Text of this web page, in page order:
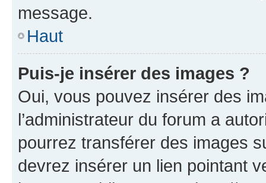
message.
Haut
Puis-je insérer des images ?
Oui, vous pouvez insérer des
l’administrateur du forum a
pourrez transférer des images
devrez insérer un lien pointant